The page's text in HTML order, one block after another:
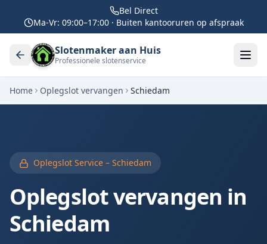
Bel Direct
Ma-Vr: 09:00–17:00 · Buiten kantooruren op afspraak
Slotenmaker aan Huis
Professionele slotenservice
Home Oplegslot vervangen Schiedam
Oplegslot Service – Schiedam
Oplegslot vervangen in
Schiedam